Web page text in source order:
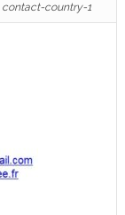
contact-country-1